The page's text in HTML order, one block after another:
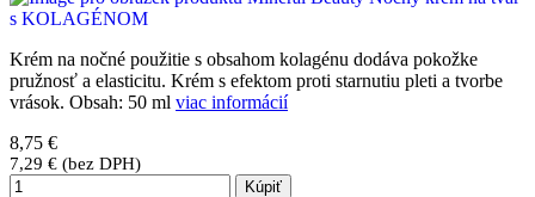
Krém na nočné použitie s obsahom kolagénu dodáva pokožke
pružnosť a elasticitu. Krém s efektom proti starnutiu pleti a tvorbe
vrások. Obsah: 50 ml viac informácií
8,75 €
7,29 € (bez DPH)
Kúpiť